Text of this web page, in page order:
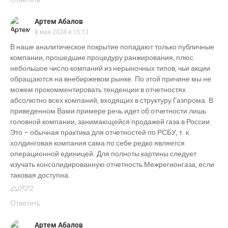
Артем Абалов
8 мая 2024 в 15:13
В наше аналитическое покрытие попадают только публичные
компании, прошедшие процедуру ранжирования, плюс
небольшое число компаний из нерыночных типов, чьи акции
обращаются на внебиржевом рынке. По этой причине мы не
можем прокомментировать тенденции в отчетностях
абсолютно всех компаний, входящих в структуру Газпрома. В
приведенном Вами примере речь идет об отчетности лишь
головной компании, занимающейся продажей газа в России.
Это – обычная практика для отчетностей по РСБУ, т. к.
холдинговая компания сама по себе редко является
операционной единицей. Для полноты картины следует
изучать консолидированную отчетность Межрегионгаза, если
таковая доступна.
0
2
Ответить
Артем Абалов